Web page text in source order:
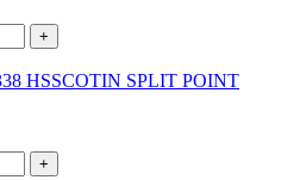
+
HSSCOTIN SPLIT POINT
+